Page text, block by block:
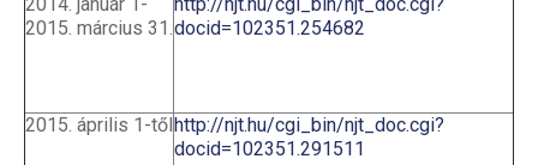
2015. március 31.docid=102351.254682
2015. április 1-tőlhttp://njt.hu/cgi_bin/njt_doc.cgi?
docid=102351.291511